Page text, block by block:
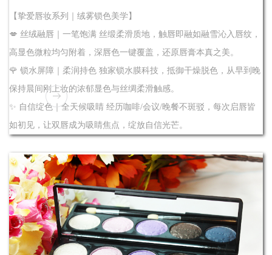
【挚爱唇妆系列｜绒雾锁色美学】
💋 丝绒融唇｜一笔饱满 丝缎柔滑质地，触唇即融如融雪沁入唇纹，
高显色微粒均匀附着，深唇色一键覆盖，还原唇膏本真之美。
🌹 锁水屏障｜柔润持色 独家锁水膜科技，抵御干燥脱色，从早到晚
保持晨间刚上妆的浓郁显色与丝绸柔滑触感。
✨ 自信绽色｜全天候吸睛 经历咖啡/会议/晚餐不斑驳，每次启唇皆
如初见，让双唇成为吸睛焦点，绽放自信光芒。